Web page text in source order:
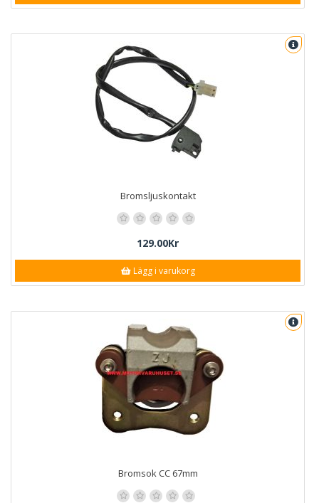
Bromsljuskontakt
129.00Kr
Lägg i varukorg
Bromsok CC 67mm